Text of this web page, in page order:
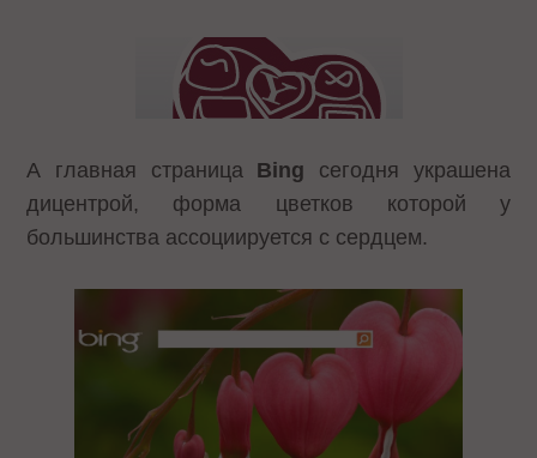
А главная страница Bing сегодня украшена
дицентрой, форма цветков которой у
большинства ассоциируется с сердцем.